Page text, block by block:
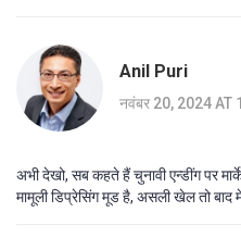
Anil Puri
नवंबर 20, 2024 AT
अभी देखो, सब कहते हैं चुनावी एन्डींग पर
मामूली डिप्रेसिंग मूड है, असली खेल तो बाद